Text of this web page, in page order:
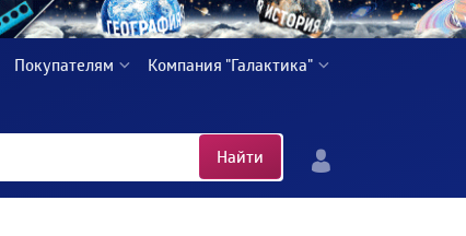
Покупателям Компания "Галактика"
Найти